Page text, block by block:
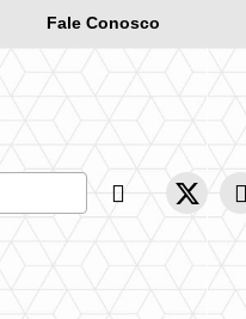
Fale Conosco
Busca